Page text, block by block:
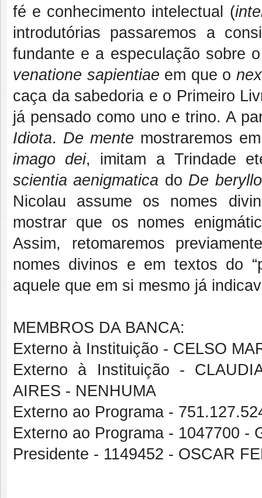
fé e conhecimento intelectual (
introdutórias passaremos a
fundante e a especulação sobre
venatione sapientiae em que o
caça da sabedoria e o Primeiro
já pensado como uno e trino. A
Idiota. De mente mostraremos
imago dei, imitam a Trindade
scientia aenigmatica do De beryllo
Nicolau assume os nomes
mostrar que os nomes
Assim, retomaremos
nomes divinos e em textos do
aquele que em si mesmo já
MEMBROS DA BANCA:
Externo à Instituição - CELSO
Externo à Instituição -
AIRES - NENHUMA
Externo ao Programa -
Externo ao Programa - 1047700 -
Presidente - 1149452 - OSCAR